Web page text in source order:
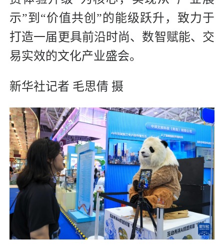
示”到“价值共创”的能级跃升，致力于
打造一届更具前沿时尚、数智赋能、交
易实效的文化产业盛会。
新华社记者 毛思倩 摄